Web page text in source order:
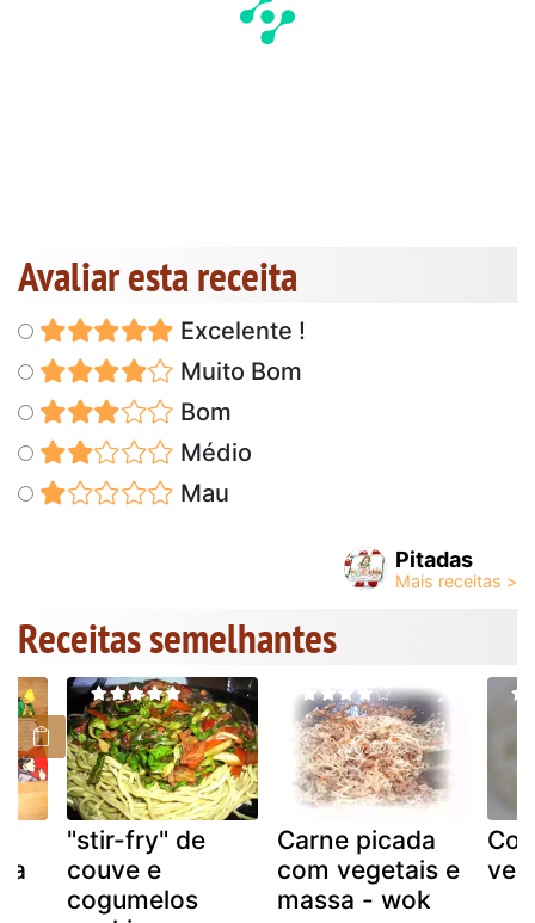
Avaliar esta receita
Excelente !
Muito Bom
Bom
Médio
Mau
Pitadas
Receitas semelhantes
"stir-fry" de
couve e
cogumelos
Carne picada
com vegetais e
massa - wok